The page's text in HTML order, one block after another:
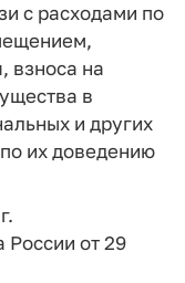
с расходами по
взноса на
в
и других
их доведению
России от 29